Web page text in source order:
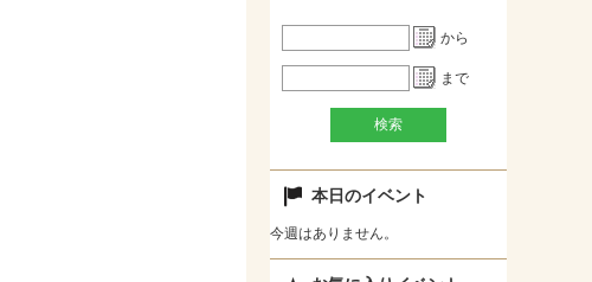
から
まで
本日のイベント
今週はありません。